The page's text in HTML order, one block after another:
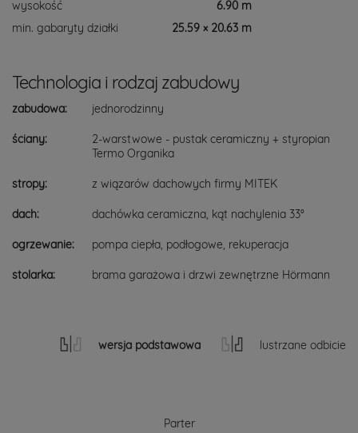
wysokość
6.90 m
min. gabaryty działki
25.59 × 20.63 m
Technologia i rodzaj zabudowy
zabudowa: jednorodzinny
ściany:
2-warstwowe - pustak ceramiczny + styropian
Termo Organika
stropy: z wiązarów dachowych firmy MITEK
dach: dachówka ceramiczna, kąt nachylenia 33°
ogrzewanie: pompa ciepła, podłogowe, rekuperacja
stolarka: brama garażowa i drzwi zewnętrzne Hörmann
wersja podstawowa lustrzane odbicie
Parter